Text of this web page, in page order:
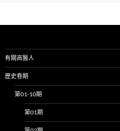
有關高醫人
歷史卷期
第01-10期
第01期